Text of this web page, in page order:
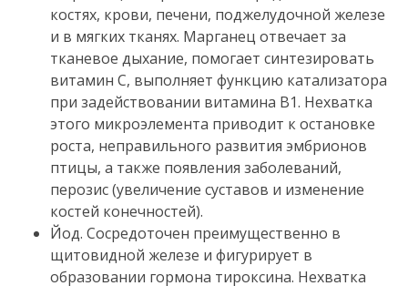
костях, крови, печени, поджелудочной железе
и в мягких тканях. Марганец отвечает за
тканевое дыхание, помогает синтезировать
витамин С, выполняет функцию катализатора
при задействовании витамина В1. Нехватка
этого микроэлемента приводит к остановке
роста, неправильного развития эмбрионов
птицы, а также появления заболеваний,
перозис (увеличение суставов и изменение
костей конечностей).
Йод. Сосредоточен преимущественно в
щитовидной железе и фигурирует в
образовании гормона тироксина. Нехватка